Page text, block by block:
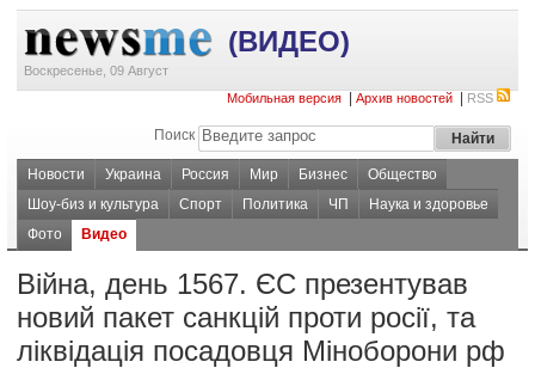
(ВИДЕО)
Воскресенье, 09 Август
Мобильная версия
Архив новостей RSS
Поиск
Новости Украина Россия Мир Бизнес
Общество
Шоу-биз и культура
Спорт Политика ЧП
Наука и здоровье
Фото
Видео
Війна, день 1567. ЄС презентував
новий пакет санкцій проти росії, та
ліквідація посадовця Міноборони рф